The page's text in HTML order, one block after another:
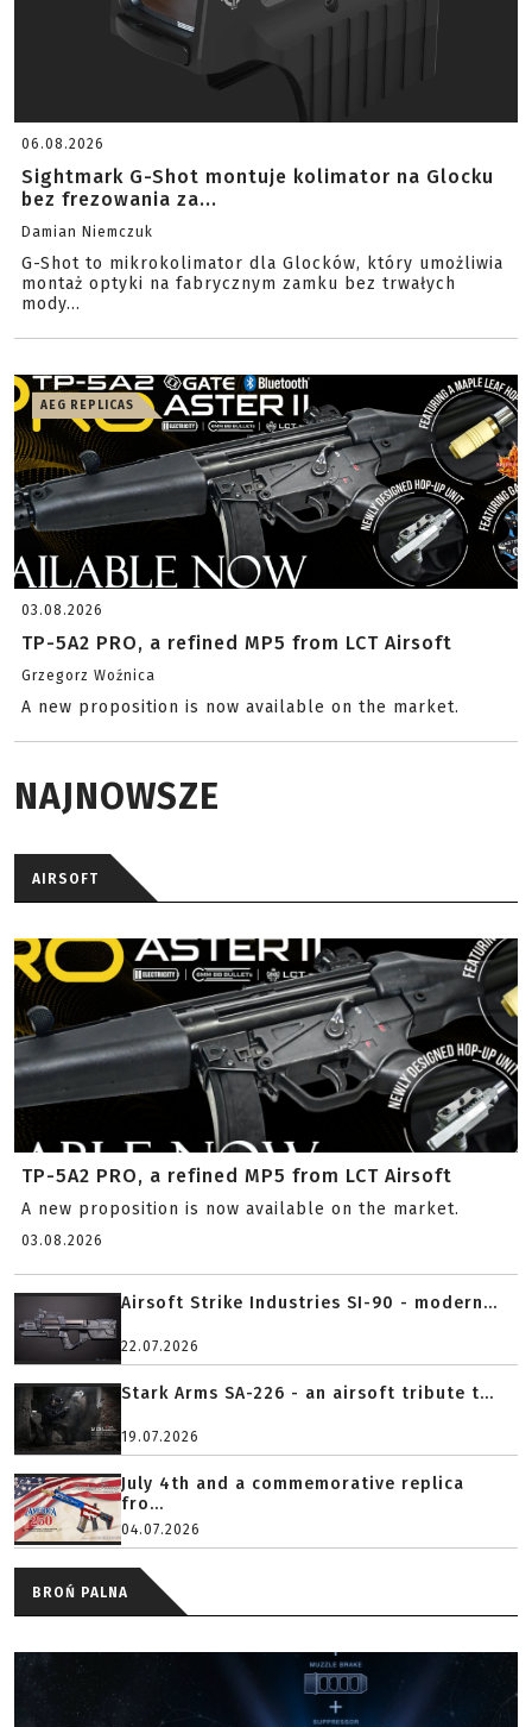
06.08.2026
Sightmark G-Shot montuje kolimator na Glocku
bez frezowania za...
Damian Niemczuk
G-Shot to mikrokolimator dla Glocków, który umożliwia
montaż optyki na fabrycznym zamku bez trwałych
mody...
AEG REPLICAS
03.08.2026
TP-5A2 PRO, a refined MP5 from LCT Airsoft
Grzegorz Woźnica
A new proposition is now available on the market.
NAJNOWSZE
AIRSOFT
TP-5A2 PRO, a refined MP5 from LCT Airsoft
A new proposition is now available on the market.
03.08.2026
Airsoft Strike Industries SI-90 - modern...
22.07.2026
Stark Arms SA-226 - an airsoft tribute t...
19.07.2026
July 4th and a commemorative replica
fro...
04.07.2026
BROŃ PALNA